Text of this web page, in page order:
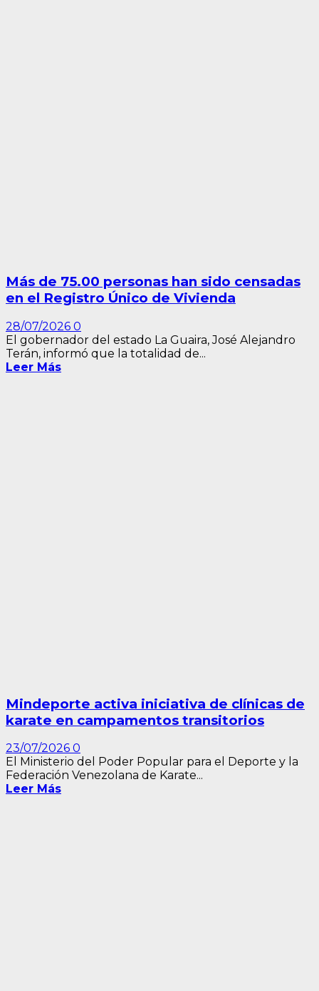
Más de 75.00 personas han sido censadas
en el Registro Único de Vivienda
28/07/2026 0
El gobernador del estado La Guaira, José Alejandro
Terán, informó que la totalidad de...
Leer Más
Mindeporte activa iniciativa de clínicas de
karate en campamentos transitorios
23/07/2026 0
El Ministerio del Poder Popular para el Deporte y la
Federación Venezolana de Karate...
Leer Más